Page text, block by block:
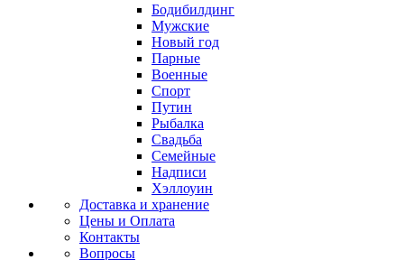
Бодибилдинг
Мужские
Новый год
Парные
Военные
Спорт
Путин
Рыбалка
Свадьба
Семейные
Надписи
Хэллоуин
Доставка и хранение
Цены и Оплата
Контакты
Вопросы